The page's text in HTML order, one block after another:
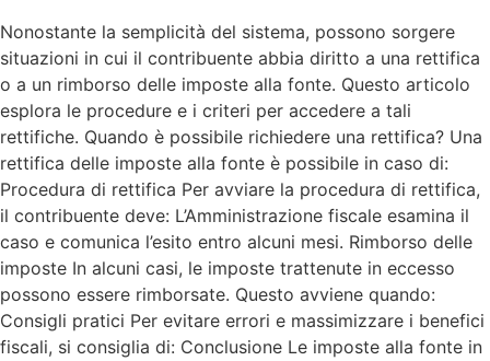
Nonostante la semplicità del sistema, possono sorgere
situazioni in cui il contribuente abbia diritto a una rettifica
o a un rimborso delle imposte alla fonte. Questo articolo
esplora le procedure e i criteri per accedere a tali
rettifiche. Quando è possibile richiedere una rettifica? Una
rettifica delle imposte alla fonte è possibile in caso di:
Procedura di rettifica Per avviare la procedura di rettifica,
il contribuente deve: L’Amministrazione fiscale esamina il
caso e comunica l’esito entro alcuni mesi. Rimborso delle
imposte In alcuni casi, le imposte trattenute in eccesso
possono essere rimborsate. Questo avviene quando:
Consigli pratici Per evitare errori e massimizzare i benefici
fiscali, si consiglia di: Conclusione Le imposte alla fonte in